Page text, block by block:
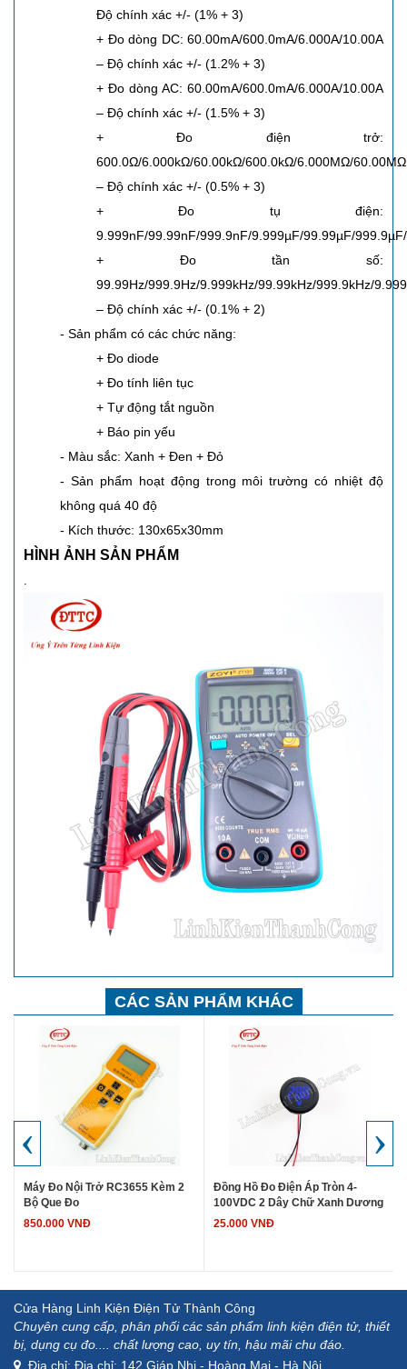
Độ chính xác +/- (1% + 3)
+ Đo dòng DC: 60.00mA/600.0mA/6.000A/10.00A
– Độ chính xác +/- (1.2% + 3)
+ Đo dòng AC: 60.00mA/600.0mA/6.000A/10.00A
– Độ chính xác +/- (1.5% + 3)
+ Đo điện trở:
600.0Ω/6.000kΩ/60.00kΩ/600.0kΩ/6.000MΩ/60.00MΩ
– Độ chính xác +/- (0.5% + 3)
+ Đo tụ điện:
9.999nF/99.99nF/999.9nF/9.999µF/99.99µF/
+ Đo tần số:
99.99Hz/999.9Hz/9.999kHz/99.99kHz/999.9kHz/
– Độ chính xác +/- (0.1% + 2)
- Sản phẩm có các chức năng:
+ Đo diode
+ Đo tính liên tục
+ Tự động tắt nguồn
+ Báo pin yếu
- Màu sắc: Xanh + Đen + Đỏ
- Sản phẩm hoạt động trong môi trường có nhiệt độ
không quá 40 độ
- Kích thước: 130x65x30mm
HÌNH ẢNH SẢN PHẨM
CÁC SẢN PHẨM KHÁC
Máy Đo Nội Trở RC3655 Kèm 2
Bộ Que Đo
850.000 VNĐ
Đồng Hồ Đo Điện Áp Tròn 4-
100VDC 2 Dây Chữ Xanh Dương
25.000 VNĐ
‹ ›
Cửa Hàng Linh Kiện Điện Tử Thành Công
Chuyên cung cấp, phân phối các sản phẩm linh kiện điện tử, thiết
bị, dụng cụ đo.... chất lượng cao, uy tín, hậu mãi chu đáo.
Địa chỉ: Địa chỉ: 142 Giáp Nhị - Hoàng Mai - Hà Nội